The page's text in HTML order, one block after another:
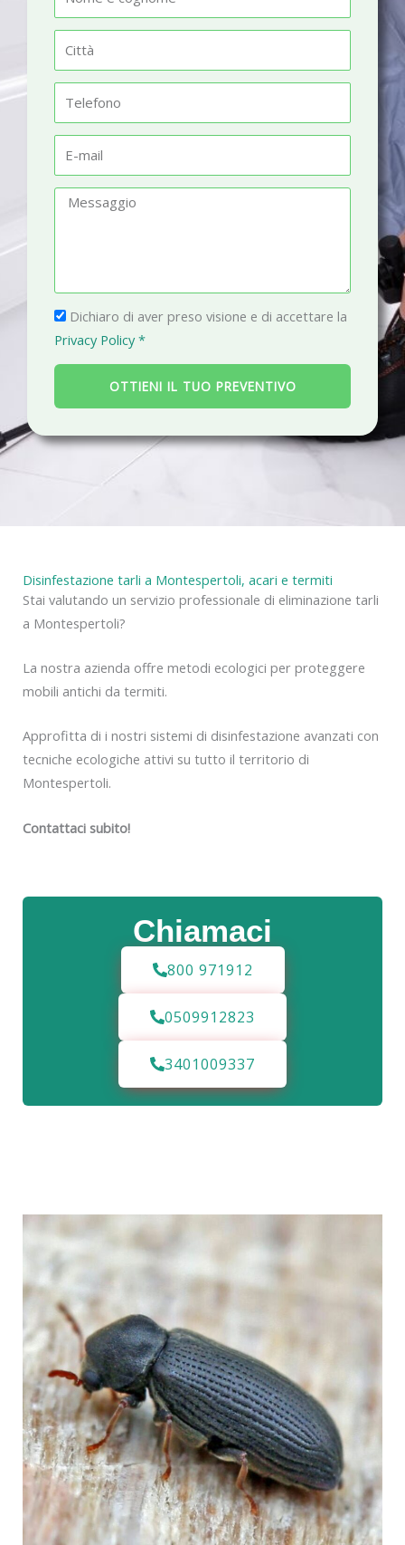
m
t
à
l
fm
a
g
g
i
P
r
i
a
c
Dichiaro di aver preso visione e di accettare la
Privacy Policy *
OTTIENI IL TUO PREVENTIVO
Chiamaci
800 971912
0509912823
3401009337
Disinfestazione tarli a Montespertoli, acari e termiti
Stai valutando un servizio professionale di eliminazione tarli
a Montespertoli?
La nostra azienda offre metodi ecologici per proteggere
mobili antichi da termiti.
Approfitta di i nostri sistemi di disinfestazione avanzati con
tecniche ecologiche attivi su tutto il territorio di
Montespertoli.
Contattaci subito!